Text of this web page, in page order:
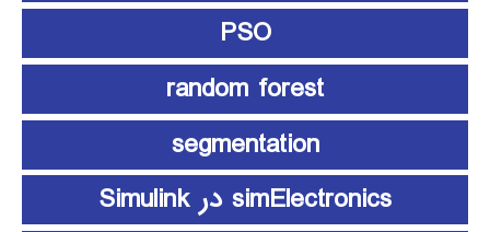
PSO
random forest
segmentation
simElectronics در Simulink